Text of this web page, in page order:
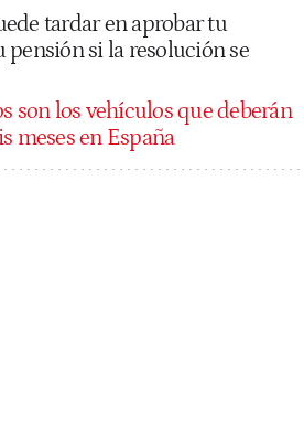
tardar en aprobar tu
pensión si la resolución se
son los vehículos que deberán
meses en España